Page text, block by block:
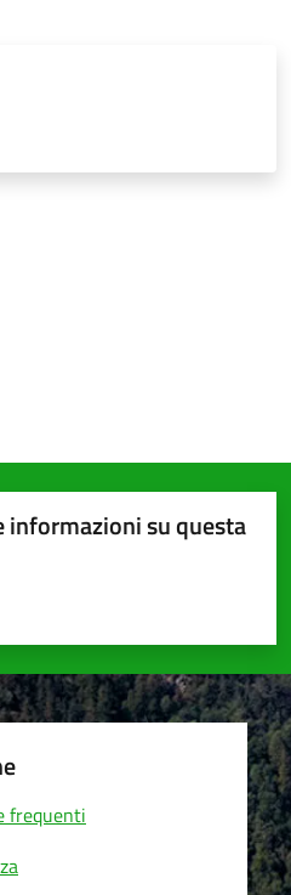
informazioni su questa
su 5
5
frequenti